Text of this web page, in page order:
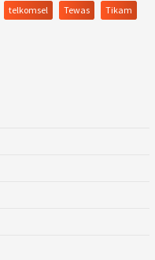
telkomsel Tewas Tikam